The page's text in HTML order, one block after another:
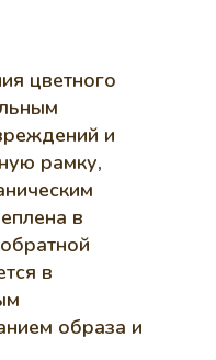
цветного
и
рамку,
в
в
образа и